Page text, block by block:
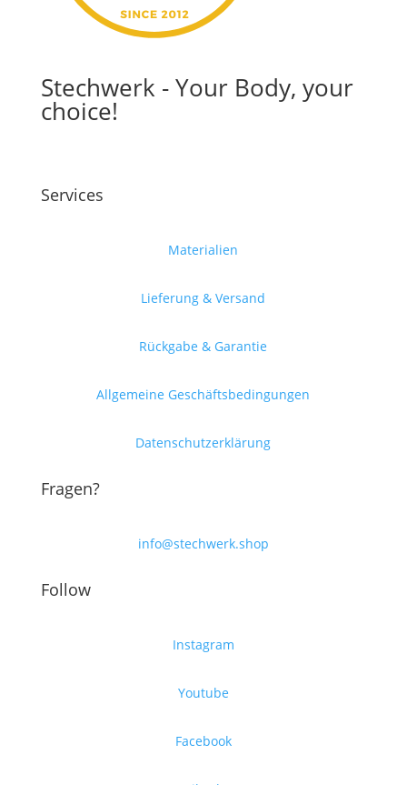
Stechwerk - Your Body, your
choice!
Services
Materialien
Lieferung & Versand
Rückgabe & Garantie
Allgemeine Geschäftsbedingungen
Datenschutzerklärung
Fragen?
info@stechwerk.shop
Follow
Instagram
Youtube
Facebook